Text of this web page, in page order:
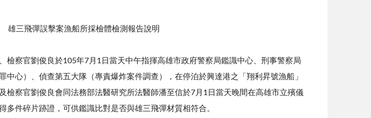
雄三飛彈誤擊案漁船所採檢體檢測報告說明
檢察官劉俊良於105年7月1日當天中午指揮高雄市政府警察局鑑識中心、刑事警察局
中心）、偵查第五大隊（專責爆炸案件調查），在停泊於興達港之「翔利昇號漁船」
檢察官劉俊良會同法務部法醫研究所法醫師潘至信於7月1日當天晚間在高雄市立殯儀
多件碎片跡證，可供鑑識比對是否與雄三飛彈材質相符合。